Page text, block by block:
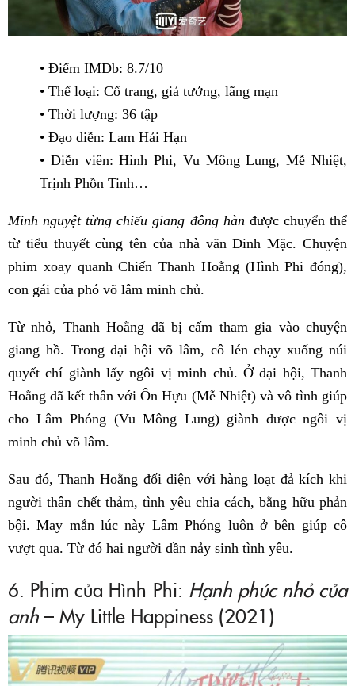
• Điểm IMDb: 8.7/10
• Thể loại: Cổ trang, giả tưởng, lãng mạn
• Thời lượng: 36 tập
• Đạo diễn: Lam Hải Hạn
• Diễn viên: Hình Phi, Vu Mông Lung, Mễ Nhiệt,
Trịnh Phồn Tinh…
Minh nguyệt từng chiếu giang đông hàn được chuyển thể
từ tiểu thuyết cùng tên của nhà văn Đinh Mặc. Chuyện
phim xoay quanh Chiến Thanh Hoằng (Hình Phi đóng),
con gái của phó võ lâm minh chủ.
Từ nhỏ, Thanh Hoằng đã bị cấm tham gia vào chuyện
giang hồ. Trong đại hội võ lâm, cô lén chạy xuống núi
quyết chí giành lấy ngôi vị minh chủ. Ở đại hội, Thanh
Hoằng đã kết thân với Ôn Hựu (Mễ Nhiệt) và vô tình giúp
cho Lâm Phóng (Vu Mông Lung) giành được ngôi vị
minh chủ võ lâm.
Sau đó, Thanh Hoằng đối diện với hàng loạt đả kích khi
người thân chết thảm, tình yêu chia cách, bằng hữu phản
bội. May mắn lúc này Lâm Phóng luôn ở bên giúp cô
vượt qua. Từ đó hai người dần nảy sinh tình yêu.
6. Phim của Hình Phi: Hạnh phúc nhỏ của
anh – My Little Happiness (2021)